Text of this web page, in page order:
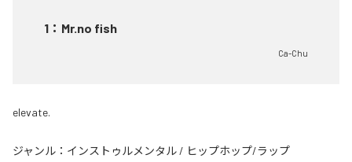
1 ： Mr.no fish
Ca-Chu
elevate.
ジャンル： インストゥルメンタル / ヒップホップ/ラップ